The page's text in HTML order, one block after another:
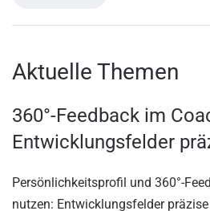
Aktuelle Themen
360°-Feedback im
Entwicklungsfelder
Persönlichkeitsprofil und 360°-
nutzen: Entwicklungsfelder